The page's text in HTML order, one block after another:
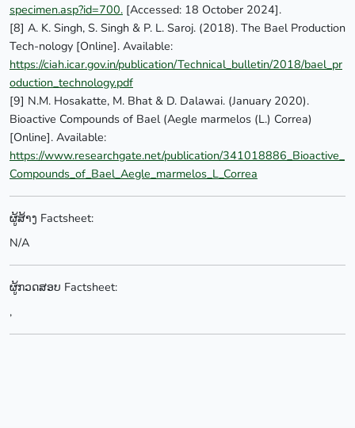
specimen.asp?id=700. [Accessed: 18 October 2024].
[8] A. K. Singh, S. Singh & P. L. Saroj. (2018). The Bael Production
Tech-nology [Online]. Available:
https://ciah.icar.gov.in/publication/Technical_bulletin/2018/bael_pr
oduction_technology.pdf
[9] N.M. Hosakatte, M. Bhat & D. Dalawai. (January 2020).
Bioactive Compounds of Bael (Aegle marmelos (L.) Correa)
[Online]. Available:
https://www.researchgate.net/publication/341018886_Bioactive_
Compounds_of_Bael_Aegle_marmelos_L_Correa
ຜູ້ສ້າງ Factsheet:
N/A
ຜູ້ກວດສອບ Factsheet:
,